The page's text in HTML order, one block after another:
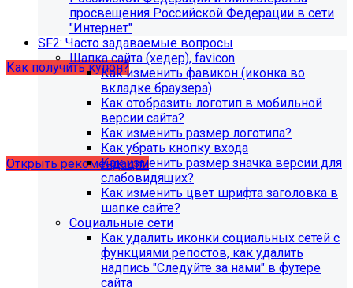
образовательной организации (simai.sveden). Для
корректной работы модуля необходимо активировать
купон на него.
Как получить купон?
Что делать, если на хостинге не
хватает места?
Открыть рекомендации
просвещения Российской Федерации в сети
"Интернет"
SF2: Часто задаваемые вопросы
Шапка сайта (хедер), favicon
Как изменить фавикон (иконка во
вкладке браузера)
Как отобразить логотип в мобильной
версии сайта?
Как изменить размер логотипа?
Как убрать кнопку входа
Как изменить размер значка версии для
слабовидящих?
Как изменить цвет шрифта заголовка в
шапке сайте?
Социальные сети
Как удалить иконки социальных сетей с
функциями репостов, как удалить
надпись "Следуйте за нами" в футере
сайта